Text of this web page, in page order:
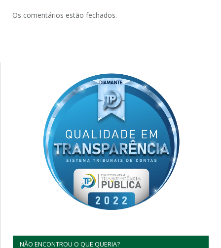
Os comentários estão fechados.
NÃO ENCONTROU O QUE QUERIA?